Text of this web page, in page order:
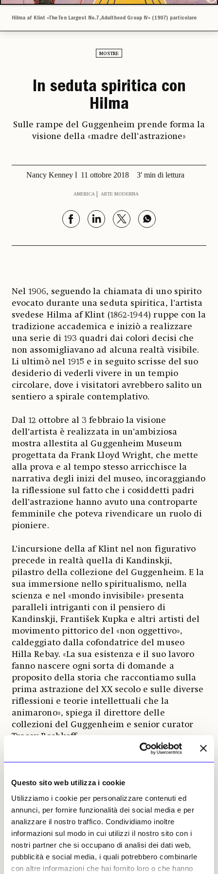
Questo sito web utilizza i cookie
Utilizziamo i cookie per personalizzare contenuti ed
annunci, per fornire funzionalità dei social media e per
analizzare il nostro traffico. Condividiamo inoltre
informazioni sul modo in cui utilizzi il nostro sito con i
nostri partner che si occupano di analisi dei dati web,
pubblicità e social media, i quali potrebbero combinarle
con altre informazioni che hai fornito loro o che hanno
Hilma af Klint «The Ten Largest No.7, Adulthood Group IV» (1907) particolare
MOSTRE
In seduta spiritica con
Hilma
Sulle rampe del Guggenheim prende forma la
visione della «madre dell’astrazione»
Nancy Kenney 11 ottobre 2018 3' min di lettura
AMERICA ARTE MODERNA
Nel 1906, seguendo la chiamata di uno spirito
evocato durante una seduta spiritica, l’artista
svedese Hilma af Klint (1862-1944) ruppe con la
tradizione accademica e iniziò a realizzare
una serie di 193 quadri dai colori decisi che
non assomigliavano ad alcuna realtà visibile.
Li ultimò nel 1915 e in seguito scrisse del suo
desiderio di vederli vivere in un tempio
circolare, dove i visitatori avrebbero salito un
sentiero a spirale contemplativo.
Dal 12 ottobre al 3 febbraio la visione
dell’artista è realizzata in un’ambiziosa
mostra allestita al Guggenheim Museum
progettata da Frank Lloyd Wright, che mette
alla prova e al tempo stesso arricchisce la
narrativa degli inizi del museo, incoraggiando
la riflessione sul fatto che i cosiddetti padri
dell’astrazione hanno avuto una controparte
femminile che poteva rivendicare un ruolo di
pioniere.
L’incursione della af Klint nel non figurativo
precede in realtà quella di Kandinskji,
pilastro della collezione del Guggenheim. E la
sua immersione nello spiritualismo, nella
scienza e nel «mondo invisibile» presenta
paralleli intriganti con il pensiero di
Kandinskji, František Kupka e altri artisti del
movimento pittorico del «non oggettivo»,
caldeggiato dalla cofondatrice del museo
Hilla Rebay. «La sua esistenza e il suo lavoro
fanno nascere ogni sorta di domande a
proposito della storia che raccontiamo sulla
prima astrazione del XX secolo e sulle diverse
riflessioni e teorie intellettuali che la
animarono», spiega il direttore delle
collezioni del Guggenheim e senior curator
Tracey Bashkoff.
Presentando gli anni di svolta dal 1906 al 1920,
di Hima af Klint con il Modernismo e nel suo
interesse per la teosofia, la spiritualità, le
scienze naturali e le particelle atomiche.
Pittrice preparata, si incontrava con altre
quattro donne per praticare il disegno e la
scrittura automatici su richiesta degli spiriti
evocati nel corso di sedute.